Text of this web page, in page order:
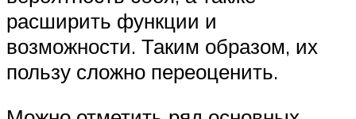
расширить функции и
возможности. Таким образом, их
пользу сложно переоценить.